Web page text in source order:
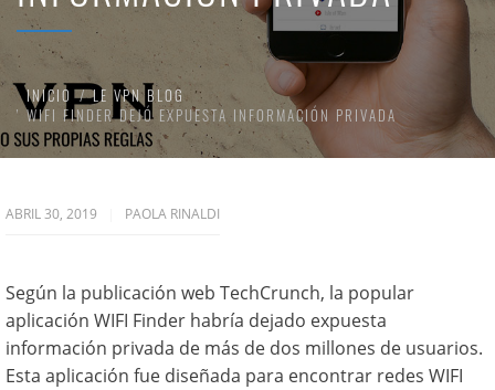
INICIO
LE VPN BLOG
WIFI FINDER DEJÓ EXPUESTA INFORMACIÓN PRIVADA
ABRIL 30, 2019 PAOLA RINALDI
Según la publicación web TechCrunch, la popular
aplicación WIFI Finder habría dejado expuesta
información privada de más de dos millones de usuarios.
Esta aplicación fue diseñada para encontrar redes WIFI